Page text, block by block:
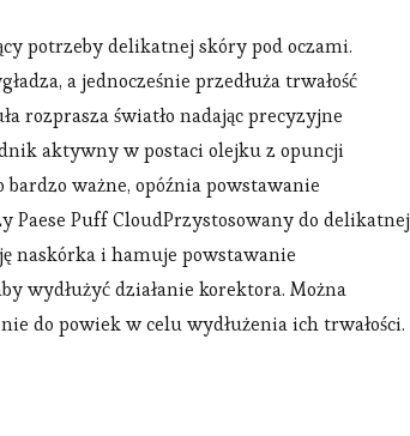
potrzeby delikatnej skóry pod oczami.
a jednocześnie przedłuża trwałość
rozprasza światło nadając precyzyjne
aktywny w postaci olejku z opuncji
ważne, opóźnia powstawanie
Paese Puff CloudPrzystosowany do delikatnej
naskórka i hamuje powstawanie
wydłużyć działanie korektora. Można
do powiek w celu wydłużenia ich trwałości.